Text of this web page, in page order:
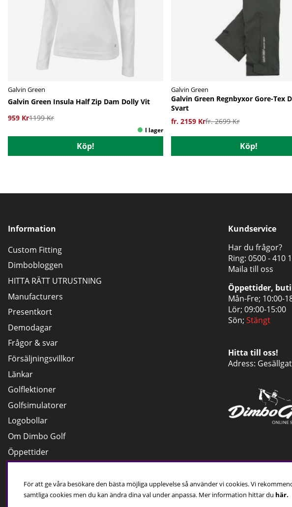
Galvin Green
Galvin Green Insula Half Zip Dam Dolly Vit
959 Kr1199 Kr
Köp!
Galvin Green
Galvin Green Regnbyxor Gore-Tex
Svart
fr. 2159 Krfr. 2699 Kr
Köp!
Information
Custom Fitting
Dimbobloggen
HITTA RÄTT UTRUSTNING
Manufacturers
Presentkort
Demodagar
Frågor & svar
Försäljningsvillkor
Länkar
Golflektioner
Golfsimulatorer
Logobollar
Om Dimbo Golf
Öppettider
Kundservice
Har du frågor?
Ring: 0500 - 410
Maila till oss
Öppettider,
Mån-Fre; 10:00-
Lör; 09:00-15:00
Sön; Stängt
Hitta till oss!
Adress:
För att ge våra besökare den bästa möjliga upplevelse så använder vi cookies. Vi
samtliga cookies men du kan ändra dina val under anpassa. Mer information hittar du här.